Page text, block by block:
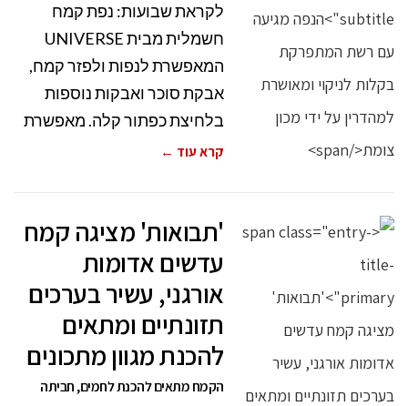
לקראת שבועות: נפת קמח
חשמלית מבית UNIVERSE
המאפשרת לנפות ולפזר קמח,
אבקת סוכר ואבקות נוספות
בלחיצת כפתור קלה. מאפשרת
קרא עוד ←
'תבואות' מציגה קמח
עדשים אדומות
אורגני, עשיר בערכים
תזונתיים ומתאים
להכנת מגוון מתכונים
הקמח מתאים להכנת לחמים, חביתה